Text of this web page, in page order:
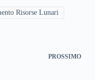
Risorse Lunari
PROSSIMO